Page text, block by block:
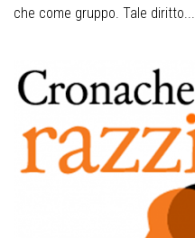
che come gruppo. Tale diritto...